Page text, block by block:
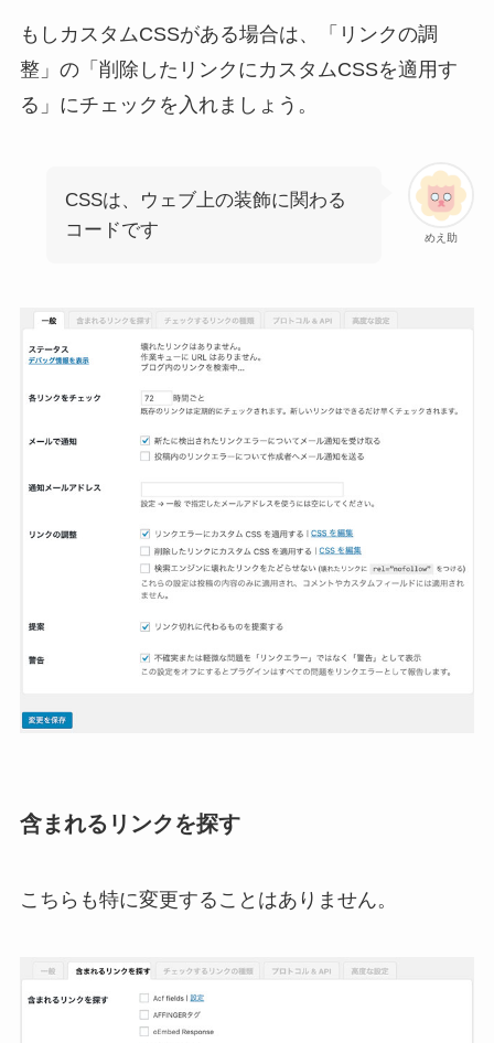
もしカスタムCSSがある場合は、「リンクの調
整」の「削除したリンクにカスタムCSSを適用す
る」にチェックを入れましょう。
めえ助
CSSは、ウェブ上の装飾に関わる
コードです
含まれるリンクを探す
こちらも特に変更することはありません。